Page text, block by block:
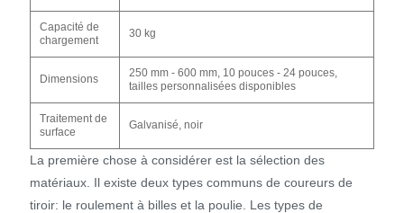
Capacité de
chargement
30 kg
Dimensions
250 mm - 600 mm, 10 pouces - 24 pouces,
tailles personnalisées disponibles
Traitement de
surface
Galvanisé, noir
La première chose à considérer est la sélection des
matériaux. Il existe deux types communs de coureurs de
tiroir: le roulement à billes et la poulie. Les types de